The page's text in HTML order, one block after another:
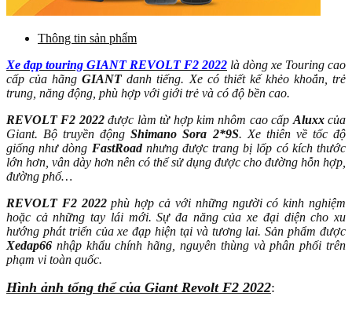
Thông tin sản phẩm
Xe đạp touring GIANT REVOLT F2 2022 là dòng xe Touring cao
cấp của hãngGIANTdanh tiếng. Xe có thiết kế khẻo khoắn, trẻ
trung, năng động, phù hợp với giới trẻ và có độ bền cao.
REVOLT F2 2022được làm từ hợp kim nhôm cao cấpAluxxcủa
Giant. Bộ truyền độngShimano Sora 2*9S. Xe thiên về tốc độ
giống như dòng FastRoadnhưng được trang bị lốp có kích thước
lớn hơn, vân dày hơn nên có thể sử dụng được cho đường hỗn hợp,
đường phố…
REVOLT F2 2022phù hợp cả với những người có kinh nghiệm
hoặc cả những tay lái mới. Sự đa năng của xe đại diện cho xu
hướng phát triển của xe đạp hiện tại và tương lai. Sản phẩm được
Xedap66 nhập khẩu chính hãng, nguyên thùng và phân phối trên
phạm vi toàn quốc.
Hình ảnh tổng thể của Giant Revolt F2 2022: